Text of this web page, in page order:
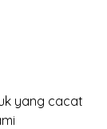
yang cacat